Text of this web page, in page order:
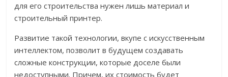
для его строительства нужен лишь материал и
строительный принтер.
Развитие такой технологии, вкупе с искусственным
интеллектом, позволит в будущем создавать
сложные конструкции, которые доселе были
недоступными. Причем, их стоимость будет